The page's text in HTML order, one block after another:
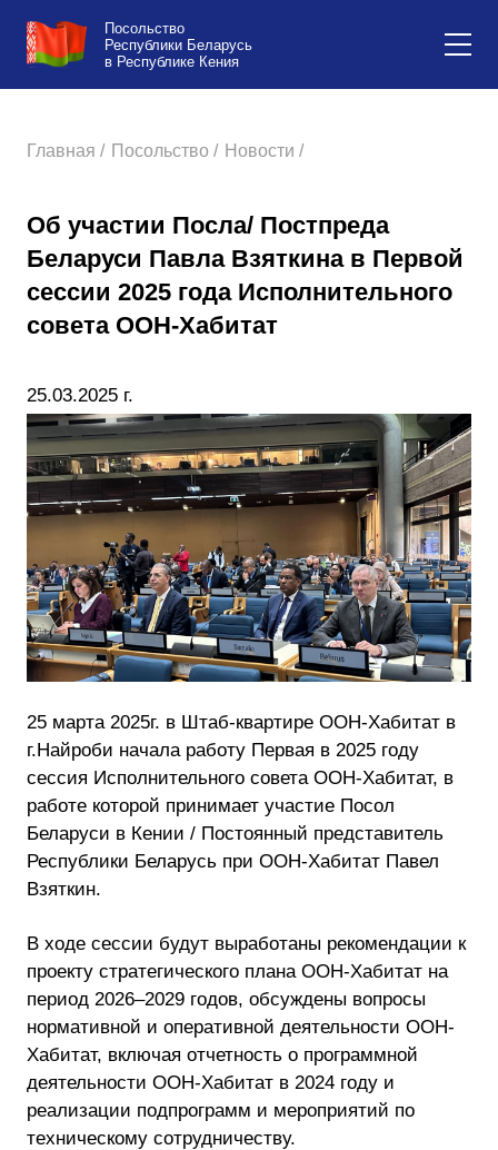
Посольство
Республики Беларусь
в Республике Кения
Главная / Посольство / Новости /
Об участии Посла/ Постпреда
Беларуси Павла Взяткина в Первой
сессии 2025 года Исполнительного
совета ООН-Хабитат
25.03.2025 г.
25 марта 2025г. в Штаб-квартире ООН-Хабитат в
г.Найроби начала работу Первая в 2025 году
сессия Исполнительного совета ООН-Хабитат, в
работе которой принимает участие Посол
Беларуси в Кении / Постоянный представитель
Республики Беларусь при ООН-Хабитат Павел
Взяткин.
В ходе сессии будут выработаны рекомендации к
проекту стратегического плана ООН-Хабитат на
период 2026–2029 годов, обсуждены вопросы
нормативной и оперативной деятельности ООН-
Хабитат, включая отчетность о программной
деятельности ООН-Хабитат в 2024 году и
реализации подпрограмм и мероприятий по
техническому сотрудничеству.